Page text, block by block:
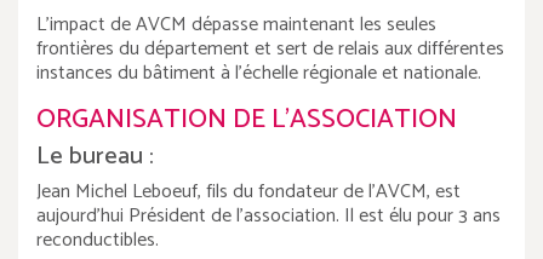
L'impact de AVCM dépasse maintenant les seules
frontières du département et sert de relais aux différentes
instances du bâtiment à l'échelle régionale et nationale.
ORGANISATION DE L’ASSOCIATION
Le bureau :
Jean Michel Leboeuf, fils du fondateur de l'AVCM, est
aujourd'hui Président de l'association. Il est élu pour 3 ans
reconductibles.